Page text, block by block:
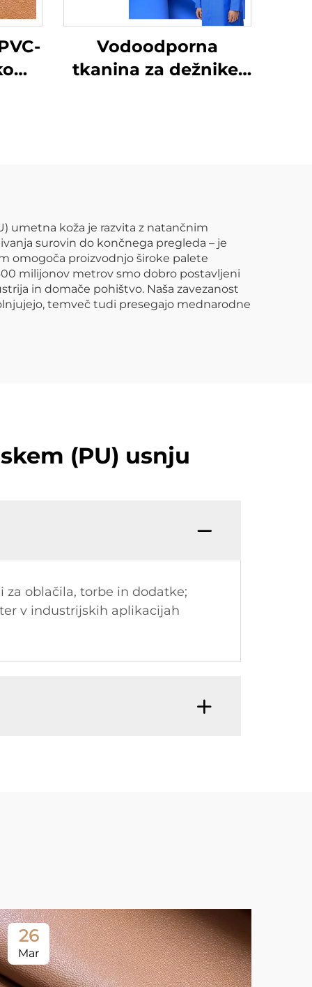
Vodoodporna
tkanina za dežnike,
umetna koža je razvita z natančnim
surovin do končnega pregleda – je
omogoča proizvodnjo široke palete
milijonov metrov smo dobro postavljeni
in domače pohištvo. Naša zavezanost
temveč tudi presegajo mednarodne
(PU) usnju
oblačila, torbe in dodatke;
v industrijskih aplikacijah
26
Mar